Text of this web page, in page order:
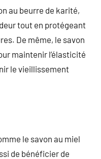
au beurre de karité,
tout en protégeant
De même, le savon
maintenir l’élasticité
le vieillissement
le savon au miel
de bénéficier de